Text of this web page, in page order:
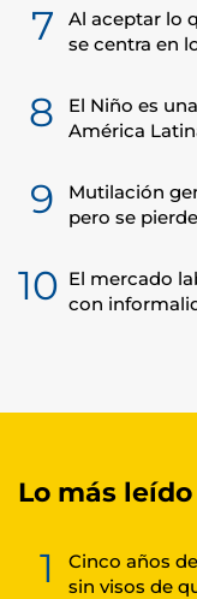
7
Al aceptar lo
se centra en
8
El Niño es
América
9
Mutilación
pero se
10 El mercado
con
Lo más leído
1
Cinco años
sin visos de